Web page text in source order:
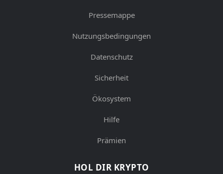
Pressemappe
Nutzungsbedingungen
Datenschutz
Sicherheit
Ökosystem
Hilfe
Prämien
HOL DIR KRYPTO